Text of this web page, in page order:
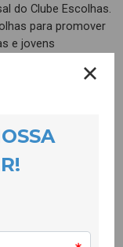
do Clube Escolhas.
para promover
e jovens
Apresentamo-
raparigas e
muito motivada
Ferreira, o